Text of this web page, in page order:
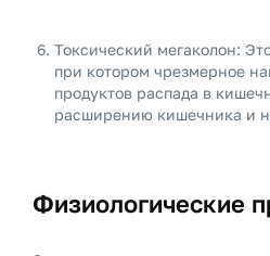
Токсический мегаколон:
при котором чрезмерное
продуктов распада в
расширению кишечника и
Физиологические